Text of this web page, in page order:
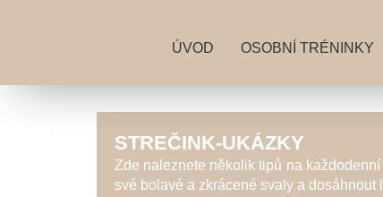
ÚVOD OSOBNÍ TRÉNINKY
STREČINK-UKÁZKY
Zde naleznete několik tipů na
své bolavé a zkrácené svaly a